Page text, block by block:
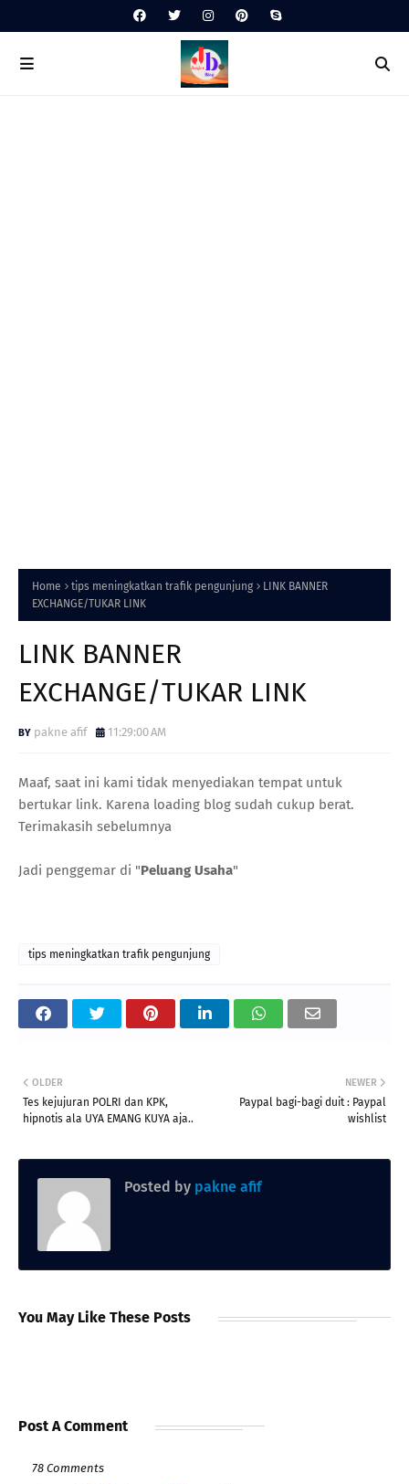
Home tips meningkatkan trafik pengunjung
LINK BANNER
EXCHANGE/TUKAR LINK
LINK BANNER
EXCHANGE/TUKAR LINK
pakne afif 11:29:00 AM
Maaf, saat ini kami tidak menyediakan tempat untuk
bertukar link. Karena loading blog sudah cukup berat.
Terimakasih sebelumnya
Jadi penggemar di "Peluang Usaha"
tips meningkatkan trafik pengunjung
NEWER
Paypal bagi-bagi duit : Paypal
wishlist
OLDER
Tes kejujuran POLRI dan KPK,
hipnotis ala UYA EMANG KUYA aja..
Posted by pakne afif
You May Like These Posts
Post A Comment
78 Comments